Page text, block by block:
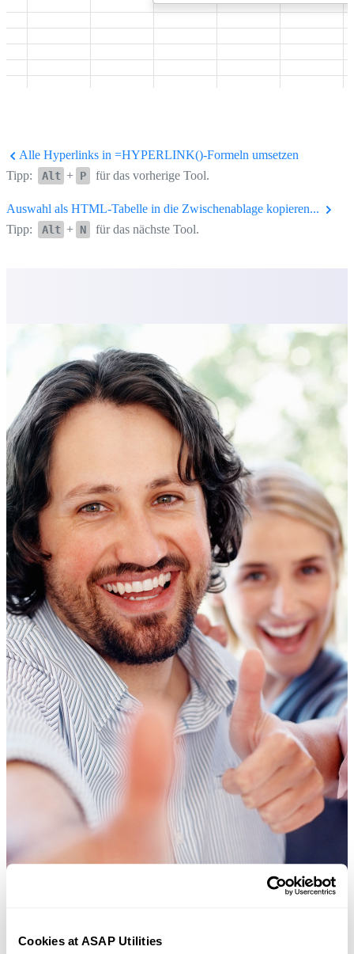
Cookies at ASAP Utilities
Alle Hyperlinks in =HYPERLINK()-Formeln umsetzen
Tipp:
Alt + P für das vorherige Tool.
Auswahl als HTML-Tabelle in die Zwischenablage kopieren...
Tipp:
Alt + N für das nächste Tool.